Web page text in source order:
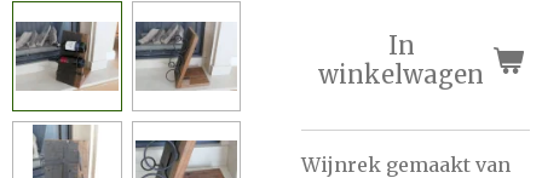
In
winkelwagen
Wijnrek gemaakt van